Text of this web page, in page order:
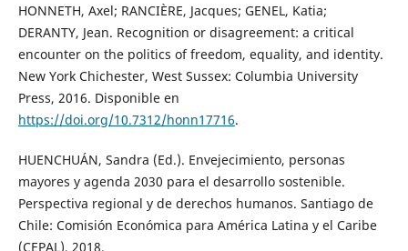
HONNETH, Axel; RANCIÈRE, Jacques; GENEL, Katia;
DERANTY, Jean. Recognition or disagreement: a critical
encounter on the politics of freedom, equality, and identity.
New York Chichester, West Sussex: Columbia University
Press, 2016. Disponible en
https://doi.org/10.7312/honn17716.
HUENCHUÁN, Sandra (Ed.). Envejecimiento, personas
mayores y agenda 2030 para el desarrollo sostenible.
Perspectiva regional y de derechos humanos. Santiago de
Chile: Comisión Económica para América Latina y el Caribe
(CEPAL), 2018.